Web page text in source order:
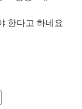
한다고 하네요